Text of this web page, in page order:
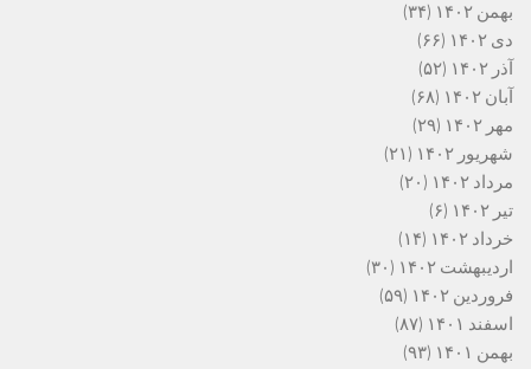
بهمن ۱۴۰۲
(۳۴)
دی ۱۴۰۲
(۶۶)
آذر ۱۴۰۲
(۵۲)
آبان ۱۴۰۲
(۶۸)
مهر ۱۴۰۲
(۲۹)
شهریور ۱۴۰۲
(۲۱)
مرداد ۱۴۰۲
(۲۰)
تیر ۱۴۰۲
(۶)
خرداد ۱۴۰۲
(۱۴)
اردیبهشت ۱۴۰۲
(۳۰)
فروردین ۱۴۰۲
(۵۹)
اسفند ۱۴۰۱
(۸۷)
بهمن ۱۴۰۱
(۹۳)